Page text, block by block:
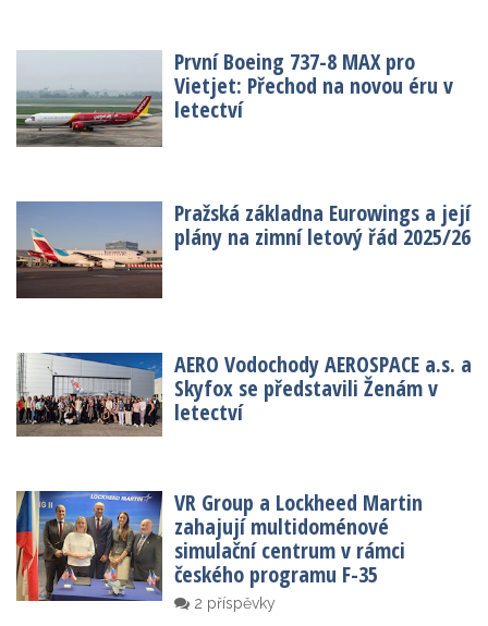
První Boeing 737-8 MAX pro
Vietjet: Přechod na novou éru v
letectví
Pražská základna Eurowings a její
plány na zimní letový řád 2025/26
AERO Vodochody AEROSPACE a.s. a
Skyfox se představili Ženám v
letectví
VR Group a Lockheed Martin
zahajují multidoménové
simulační centrum v rámci
českého programu F-35
2 příspěvky